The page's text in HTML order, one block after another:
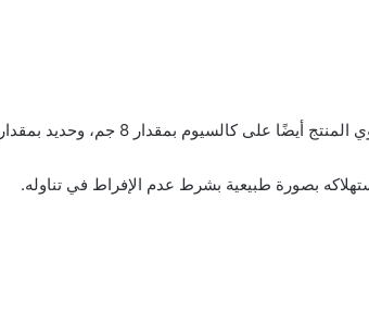
بصورة طبيعية بشرط عدم الإفراط في تناوله.